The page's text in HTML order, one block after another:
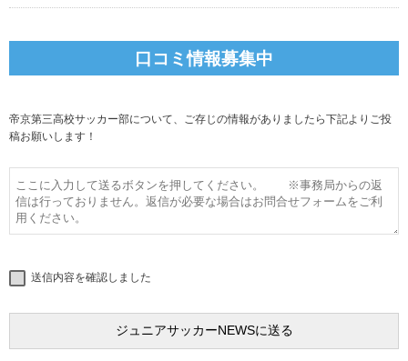
口コミ情報募集中
帝京第三高校サッカー部について、ご存じの情報がありましたら下記よりご投
稿お願いします！
送信内容を確認しました